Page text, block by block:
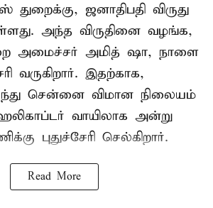
துறைக்கு, ஜனாதிபதி விருது
அந்த விருதினை வழங்க,
அமைச்சர் அமித் ஷா, நாளை
வருகிறார். இதற்காக,
சென்னை விமான நிலையம்
வாயிலாக அன்று
புதுச்சேரி செல்கிறார்.
Read More